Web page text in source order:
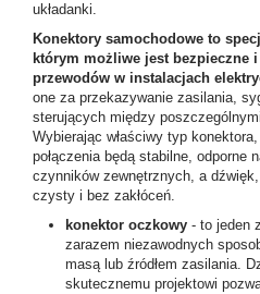
układanki.
Konektory samochodowe to
którym możliwe jest bezpieczne i
przewodów w instalacjach
one za przekazywanie zasilania,
sterujących między
Wybierając właściwy typ
połączenia będą stabilne, odporne
czynników zewnętrznych, a
czysty i bez zakłóceń.
konektor oczkowy - to jeden
zarazem niezawodnych
masą lub źródłem zasilania.
skutecznemu projektowi